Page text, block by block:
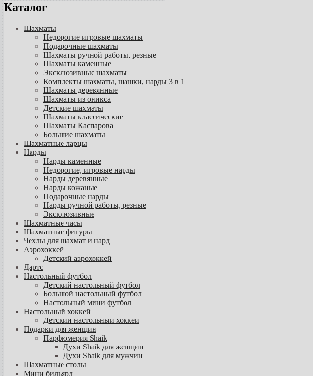
Каталог
Шахматы
Недорогие игровые шахматы
Подарочные шахматы
Шахматы ручной работы, резные
Шахматы каменные
Эксклюзивные шахматы
Комплекты шахматы, шашки, нарды 3 в 1
Шахматы деревянные
Шахматы из оникса
Детские шахматы
Шахматы классические
Шахматы Каспарова
Большие шахматы
Шахматные ларцы
Нарды
Нарды каменные
Недорогие, игровые нарды
Нарды деревянные
Нарды кожаные
Подарочные нарды
Нарды ручной работы, резные
Эксклюзивные
Шахматные часы
Шахматные фигуры
Чехлы для шахмат и нард
Аэрохоккей
Детский аэрохоккей
Дартс
Настольный футбол
Детский настольный футбол
Большой настольный футбол
Настольный мини футбол
Настольный хоккей
Детский настольный хоккей
Подарки для женщин
Парфюмерия Shaik
Духи Shaik для женщин
Духи Shaik для мужчин
Шахматные столы
Мини бильярд